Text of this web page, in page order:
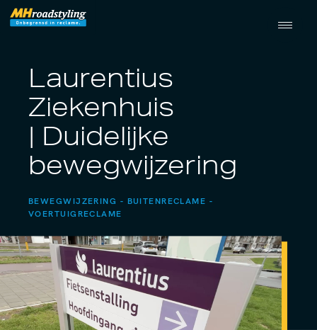
Laurentius
Ziekenhuis
| Duidelijke
bewegwijzering
BEWEGWIJZERING
BUITENRECLAME
VOERTUIGRECLAME